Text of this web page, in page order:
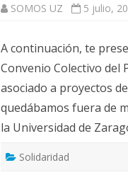
SOMOS UZ 5 julio,
A continuación, te
Convenio Colectivo del
asociado a proyectos
quedábamos fuera de
la Universidad de
Solidaridad